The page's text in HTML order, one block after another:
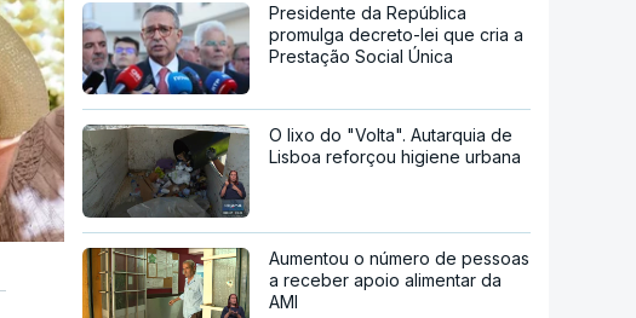
Presidente da República
promulga decreto-lei que cria a
Prestação Social Única
O lixo do "Volta". Autarquia de
Lisboa reforçou higiene urbana
Aumentou o número de pessoas
a receber apoio alimentar da
AMI